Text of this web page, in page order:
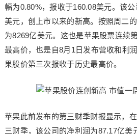
幅为0.80%，报收于160.08美元。该
美元，创上市以来的新高。按照周二
为8269亿美元。这也是苹果股票连续
最高价，也是自8月1日发布营收和利
果股价第三次报收于历史最高价。
苹果此前发布的第三财季财报显示，
三财季，该公司的净利润为87.17亿美